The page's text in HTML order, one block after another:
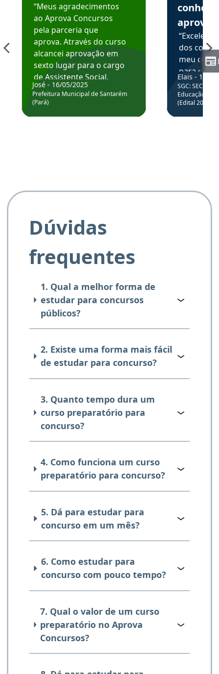
“Meus agradecimentos
ao Aprova Concursos
pela parceria que
aprova. Através do curso
alcancei aprovação em
sexto lugar para o cargo
de Assistente Social.
Hoje estou atuando na
Prefeitura de Santarém.
José - 16/05/2025
Prefeitura Municipal de Santarém
(Pará)
aprova
dos
meu
para
colocar
através
de
Elais - 15/
SGC: SEC BA
Educação
(Edital
Dúvidas
frequentes
1. Qual a melhor forma de
estudar para concursos
públicos?
2. Existe uma forma mais fácil
de estudar para concurso?
3. Quanto tempo dura um
curso preparatório para
concurso?
4. Como funciona um curso
preparatório para concurso?
5. Dá para estudar para
concurso em um mês?
6. Como estudar para
concurso com pouco tempo?
7. Qual o valor de um curso
preparatório no Aprova
Concursos?